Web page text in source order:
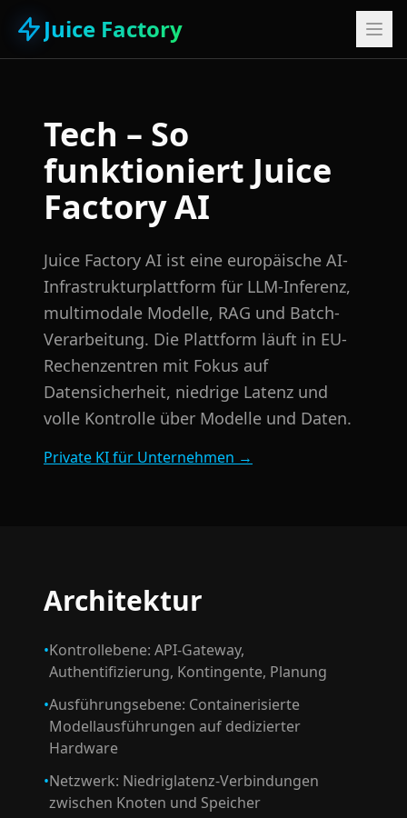
Juice Factory
Tech – So
funktioniert Juice
Factory AI
Juice Factory AI ist eine europäische AI-
Infrastrukturplattform für LLM-Inferenz,
multimodale Modelle, RAG und Batch-
Verarbeitung. Die Plattform läuft in EU-
Rechenzentren mit Fokus auf
Datensicherheit, niedrige Latenz und
volle Kontrolle über Modelle und Daten.
Private KI für Unternehmen →
Architektur
•Kontrollebene: API-Gateway,
Authentifizierung, Kontingente, Planung
•Ausführungsebene: Containerisierte
Modellausführungen auf dedizierter
Hardware
•Netzwerk: Niedriglatenz-Verbindungen
zwischen Knoten und Speicher